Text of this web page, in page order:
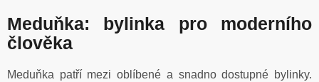
Meduňka: bylinka pro moderního
člověka
Meduňka patří mezi oblíbené a snadno dostupné bylinky.